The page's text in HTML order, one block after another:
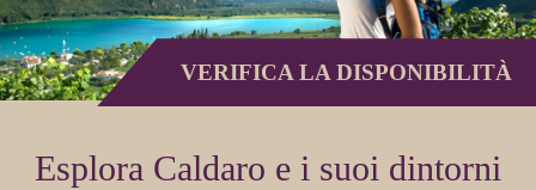
VERIFICA LA DISPONIBILITÀ
Esplora Caldaro e i suoi dintorni